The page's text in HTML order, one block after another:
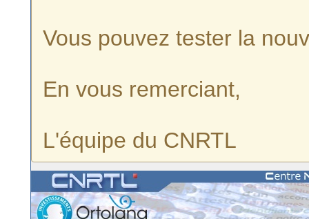
Vous pouvez tester la
En vous remerciant,
L'équipe du CNRTL